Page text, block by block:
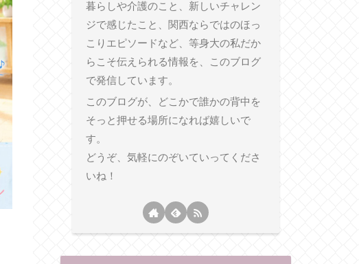
暮らしや介護のこと、新しいチャレン
ジで感じたこと、関西ならではのほっ
こりエピソードなど、等身大の私だか
らこそ伝えられる情報を、このブログ
で発信しています。
このブログが、どこかで誰かの背中を
そっと押せる場所になれば嬉しいで
す。
どうぞ、気軽にのぞいていってくださ
いね！